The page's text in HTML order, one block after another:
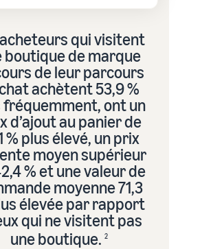
qui visitent
boutique de marque
de leur parcours
achètent 53,9 %
fréquemment, ont un
d’ajout au panier de
% plus élevé, un prix
moyen supérieur
% et une valeur de
moyenne 71,3
élevée par rapport
qui ne visitent pas
une boutique. 2